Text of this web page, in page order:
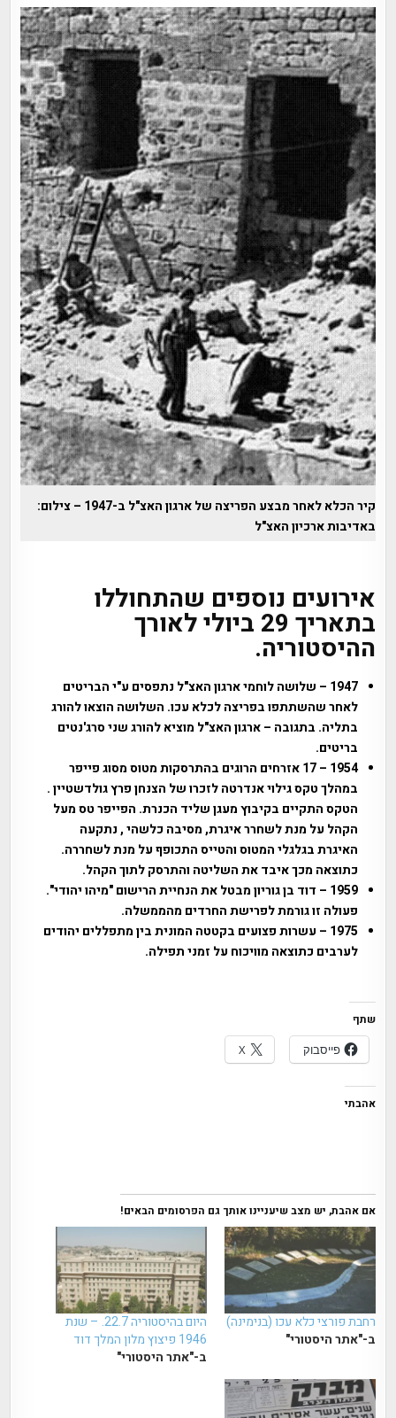
קיר הכלא לאחר מבצע הפריצה של ארגון האצ"ל ב-1947 – צילום:
באדיבות ארכיון האצ"ל
אירועים נוספים שהתחוללו
בתאריך 29 ביולי לאורך
ההיסטוריה.
1947 – שלושה לוחמי ארגון האצ"ל נתפסים ע"י הבריטים
לאחר שהשתתפו בפריצה לכלא עכו. השלושה הוצאו להורג
בתליה. בתגובה – ארגון האצ"ל מוציא להורג שני סרג'נטים
בריטים.
1954 – 17 אזרחים הרוגים בהתרסקות מטוס מסוג פייפר
במהלך טקס גילוי אנדרטה לזכרו של הצנחן פרץ גולדשטיין .
הטקס התקיים בקיבוץ מעגן שליד הכנרת. הפייפר טס מעל
הקהל על מנת לשחרר איגרת, מסיבה כלשהי , נתקעה
האיגרת בגלגלי המטוס והטייס התכופף על מנת לשחררה.
כתוצאה מכך איבד את השליטה והתרסק לתוך הקהל.
1959 – דוד בן גוריון מבטל את הנחיית הרישום "מיהו יהודי".
פעולה זו גורמת לפרישת החרדים מהממשלה.
1975 – עשרות פצועים בקטטה המונית בין מתפללים יהודים
לערבים כתוצאה מוויכוח על זמני תפילה.
שתף
פייסבוק
X
אהבתי
אם אהבת, יש מצב שיעניינו אותך גם הפרסומים הבאים!
רחבת פורצי כלא עכו (בנימינה)
ב-"אתר היסטורי"
היום בהיסטוריה 22.7. – שנת
1946 פיצוץ מלון המלך דוד
ב-"אתר היסטורי"